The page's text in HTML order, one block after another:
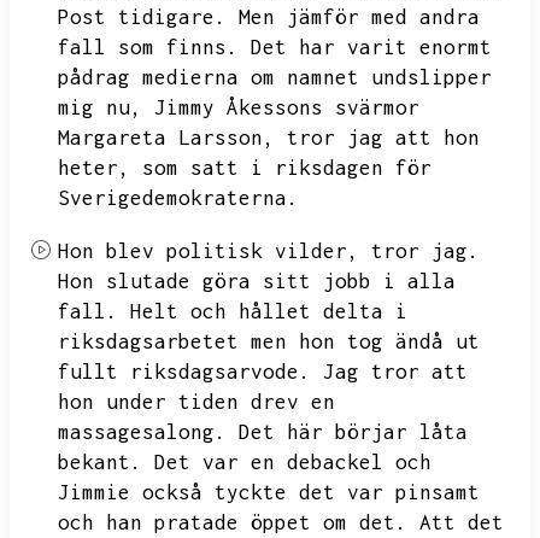
Post tidigare.
Men jämför med andra
fall som finns.
Det har varit enormt
pådrag medierna om namnet undslipper
mig nu,
Jimmy Åkessons svärmor
Margareta Larsson,
tror jag att hon
heter,
som satt i riksdagen för
Sverigedemokraterna.
Hon blev politisk vilder,
tror jag.
Hon slutade göra sitt jobb i alla
fall.
Helt och hållet delta i
riksdagsarbetet men hon tog ändå ut
fullt riksdagsarvode.
Jag tror att
hon under tiden drev en
massagesalong.
Det här börjar låta
bekant.
Det var en debackel och
Jimmie också tyckte det var pinsamt
och han pratade öppet om det.
Att det